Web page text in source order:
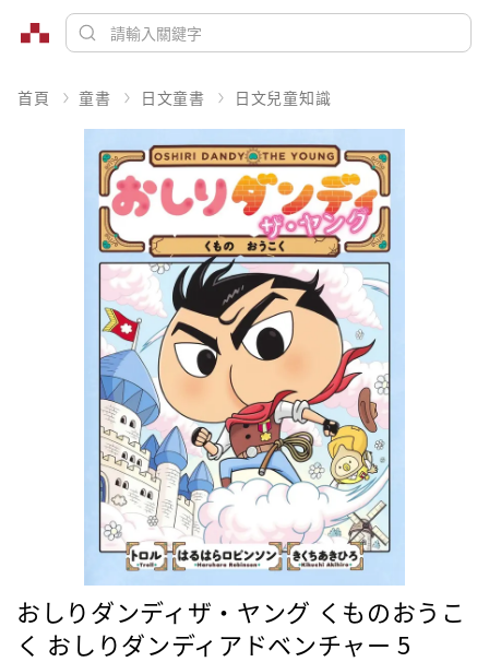
首頁 童書 日文童書 日文兒童知識
おしりダンディザ・ヤング くものおうこ
く おしりダンディアドベンチャー 5